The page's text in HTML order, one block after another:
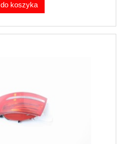
do koszyka